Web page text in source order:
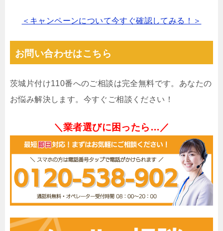
＜キャンペーンについて今すぐ確認してみる！＞
お問い合わせはこちら
茨城片付け110番へのご相談は完全無料です。あなたの
お悩み解決します。今すぐご相談ください！
＼業者選びに困ったら…／